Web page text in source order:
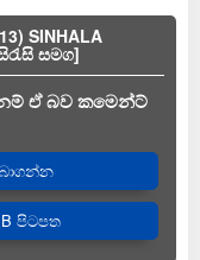
SINHALA
සමග]
ඒ බව කමෙන්ට්
පිටපත